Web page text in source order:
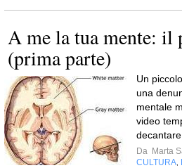
A me la tua mente: il
(prima parte)
Un
una
mentale
video
Da Marta
CULTURA